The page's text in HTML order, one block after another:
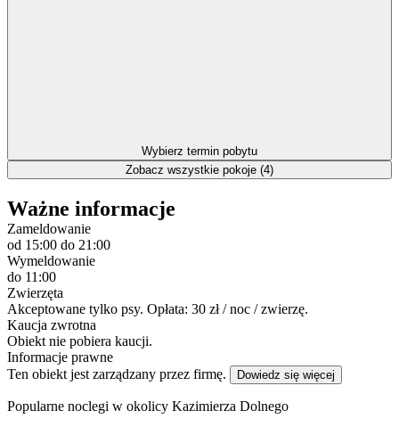
Wybierz termin pobytu
Zobacz wszystkie pokoje (4)
Ważne informacje
Zameldowanie
od 15:00 do 21:00
Wymeldowanie
do 11:00
Zwierzęta
Akceptowane tylko psy. Opłata: 30 zł / noc / zwierzę.
Kaucja zwrotna
Obiekt nie pobiera kaucji.
Informacje prawne
Ten obiekt jest zarządzany przez firmę.
Dowiedz się więcej
Popularne noclegi w okolicy Kazimierza Dolnego